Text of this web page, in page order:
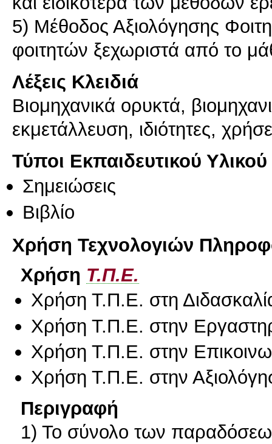
5) Μέθοδος Αξιολόγησης
Λέξεις Κλειδιά
Βιομηχανικά ορυκτά,
εκμετάλλευση, ιδιότητες,
Τύποι Εκπαιδευτικού Υλικού
Σημειώσεις
Βιβλίο
Χρήση Τεχνολογιών
Χρήση Τ.Π.Ε.
Χρήση Τ.Π.Ε. στη
Χρήση Τ.Π.Ε. στην
Χρήση Τ.Π.Ε. στην
Χρήση Τ.Π.Ε. στην
Περιγραφή
1) Το σύνολο των